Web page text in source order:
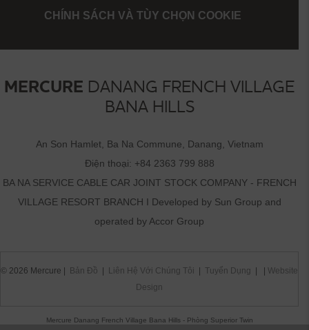
CHÍNH SÁCH VÀ TÙY CHỌN COOKIE
MERCURE DANANG FRENCH VILLAGE
BANA HILLS
An Son Hamlet, Ba Na Commune, Danang, Vietnam
Điện thoại: +84 2363 799 888
BA NA SERVICE CABLE CAR JOINT STOCK COMPANY - FRENCH
VILLAGE RESORT BRANCH I Developed by Sun Group and
operated by Accor Group
© 2026 Mercure | Bản Đồ Liên Hệ Với Chúng Tôi Tuyển Dụng
Website
Design
Mercure Danang French Village Bana Hills - Phòng Superior Twin